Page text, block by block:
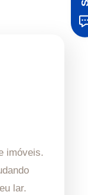
imóveis.
lar.